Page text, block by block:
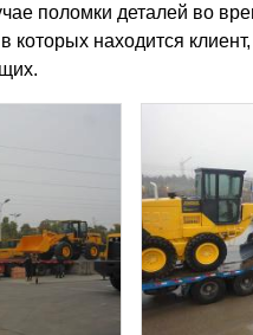
поломки деталей во
которых находится